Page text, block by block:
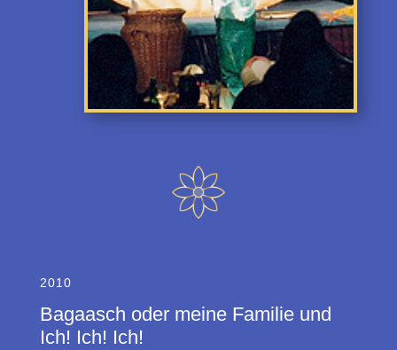
2010
Bagaasch oder meine Familie und
Ich! Ich! Ich!